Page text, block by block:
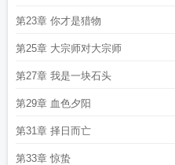
第23章 你才是猎物
第25章 大宗师对大宗师
第27章 我是一块石头
第29章 血色夕阳
第31章 择日而亡
第33章 惊蛰